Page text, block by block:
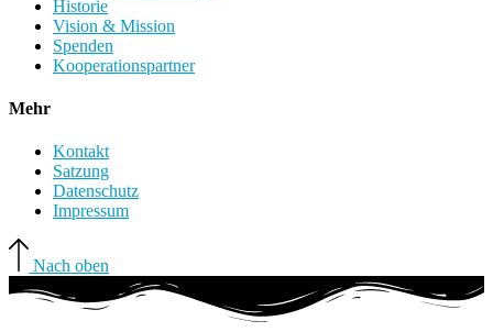
Historie
Vision & Mission
Spenden
Kooperationspartner
Mehr
Kontakt
Satzung
Datenschutz
Impressum
Nach oben